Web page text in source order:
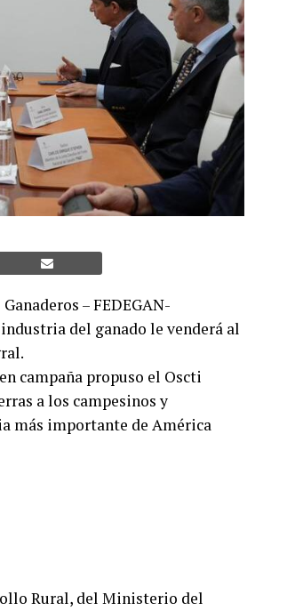
– FEDEGAN-
del ganado le venderá al
campaña propuso el Oscti
a los campesinos y
más importante de América
Rural, del Ministerio del